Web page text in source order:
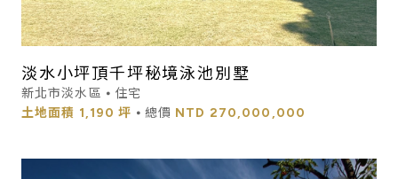
淡水小坪頂千坪秘境泳池別墅
新北市淡水區 ⦁ 住宅
土地面積 1,190 坪 ⦁ 總價 NTD 270,000,000